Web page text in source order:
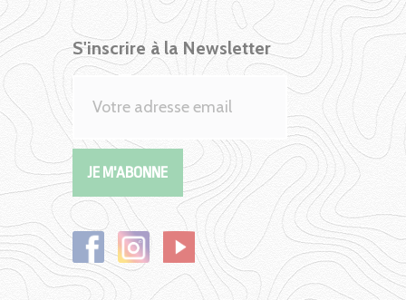
S'inscrire à la Newsletter